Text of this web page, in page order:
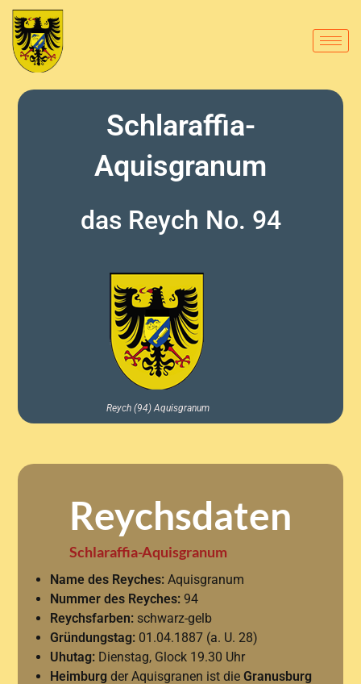
Schlaraffia-
Aquisgranum
das Reych No. 94
Reych (94) Aquisgranum
Reychsdaten​
Schlaraffia-Aquisgranum
Name des Reyches:Aquisgranum
Nummer des Reyches:94
Reychsfarben:schwarz-gelb
Gründungstag:01.04.1887 (a. U. 28)
Uhutag:Dienstag, Glock 19.30 Uhr
Heimburgder Aquisgranen ist die Granusburg